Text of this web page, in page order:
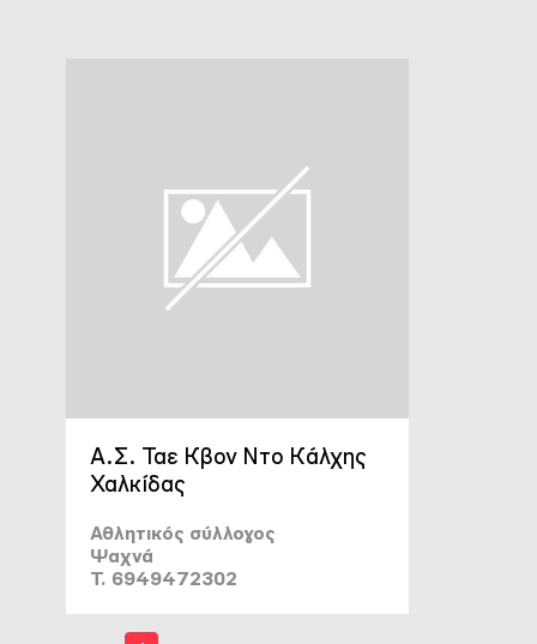
Α.Σ. Ταε Κβον Ντο Κάλχης
Χαλκίδας
Αθλητικός σύλλογος
Ψαχνά
T. 6949472302